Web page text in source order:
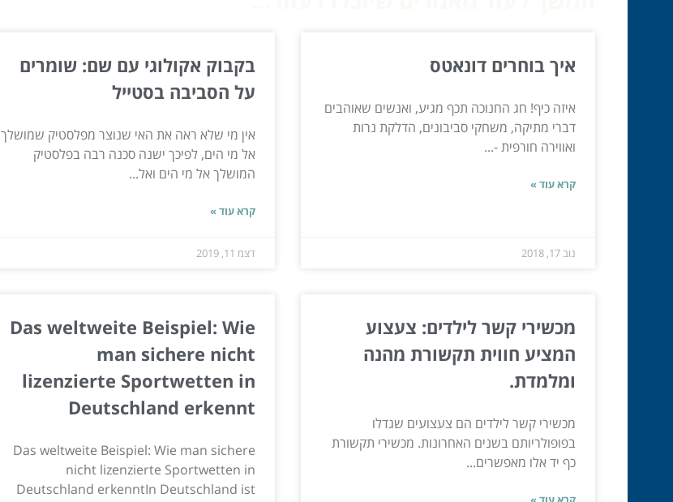
איך בוחרים דונאטס
איזה כיף! חג החנוכה תכף מגיע, ואנשים שאוהבים
דברי מתיקה, משחקי סביבונים, הדלקת נרות
ואווירה חורפית -...
קרא עוד »
נוב 17, 2018
בקבוק אקולוגי עם שם: שומרים
על הסביבה בסטייל
אין מי שלא ראה את האי שנוצר מפלסטיק שמושלך
אל מי הים, לפיכך ישנה סכנה רבה בפלסטיק
המושלך אל מי הים ואל...
קרא עוד »
דצמ 11, 2019
מכשירי קשר לילדים: צעצוע
המציע חווית תקשורת מהנה
ומלמדת.
מכשירי קשר לילדים הם צעצועים שגדלו
בפופולריותם בשנים האחרונות. מכשירי תקשורת
כף יד אלו מאפשרים...
Das weltweite Beispiel: Wie
man sichere nicht
lizenzierte Sportwetten in
Deutschland erkennt
Das weltweite Beispiel: Wie man sichere
nicht lizenzierte Sportwetten in
Deutschland erkenntIn Deutschland ist